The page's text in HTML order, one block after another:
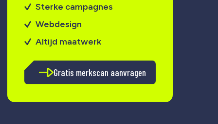
Sterke campagnes
Webdesign
Altijd maatwerk
Gratis merkscan aanvragen